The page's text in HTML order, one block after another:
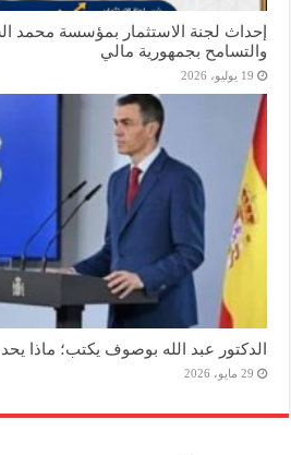
إحداث لجنة الاستثمار بمؤسسة محمد
والتسامح بجمهورية مالي
19 يوليو، 2026
الدكتور عبد الله بوصوف يكتب؛ ماذا
29 مايو، 2026